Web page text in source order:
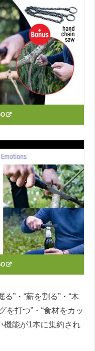
”・“薪を割る”・“木
を打つ”・“食材をカッ
機能が1本に集約され